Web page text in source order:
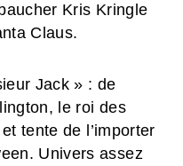
Kris Kringle
Claus.
Jack » : de
le roi des
tente de l’importer
Univers assez